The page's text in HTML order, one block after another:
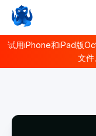
试用iPhone和iPad版
文件
Use this file to